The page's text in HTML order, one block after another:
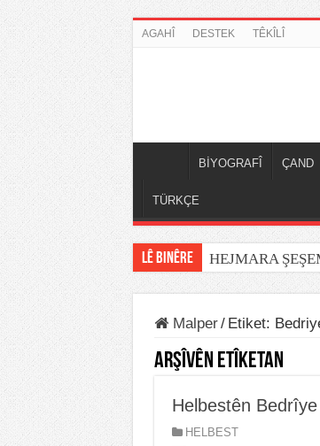
AGAHÎ DESTEK TÊKÎLÎ
BİYOGRAFÎ ÇAND
TÜRKÇE
LÊ BINÊRE HEJMARA
Malper/ Etiket:
Arşîvên Etîketan
Helbestên
HELBEST